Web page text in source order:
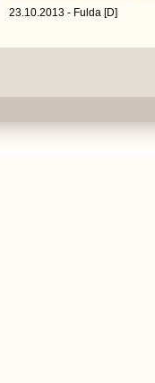
23.10.2013 - Fulda [D]